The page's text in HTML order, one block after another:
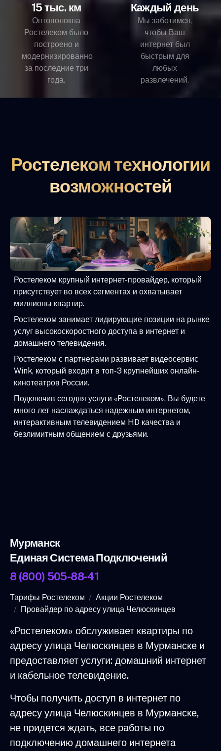
15 тыс. км
Оптоволокна
Ростелеком было
построено и
модернизированно
за последние три
года.
Каждый день
Мы заботимся,
чтобы Ваш
интернет был
быстрым для
любых
развлечений.
Ростелеком технологии
возможностей
Ростелеком крупный интернет-провайдер, который
присутствует во всех сегментах и охватывает
миллионы квартир.
Ростелеком занимает лидирующие позиции на рынке
услуг высокоскоростного доступа в интернет и
домашнего телевидения.
Ростелеком с партнерами развивает видеосервис
Wink, который входит в топ-3 крупнейших онлайн-
кинотеатров России.
Подключив сегодня услуги «Ростелеком», Вы будете
много лет наслаждаться надежным интернетом,
интерактивным телевидением HD качества и
безлимитным общением с друзьями.
Мурманск
Единая Система Подключений
8 (800) 505-88-41
Тарифы Ростелеком
Акции Ростелеком
Провайдер по адресу улица Челюскинцев
«Ростелеком» обслуживает квартиры по
адресу улица Челюскинцев в Мурманске и
предоставляет услуги: домашний интернет
и кабельное телевидение.
Чтобы получить доступ в интернет по
адресу улица Челюскинцев в Мурманске,
не придется ждать, все работы по
подключению домашнего интернета